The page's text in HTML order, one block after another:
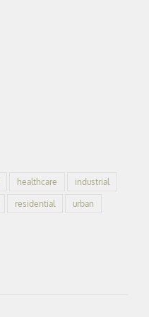
healthcare industrial
residential urban